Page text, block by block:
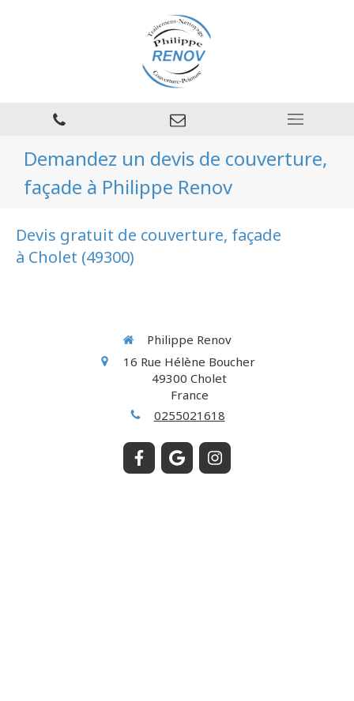
Demandez un devis de couverture,
façade à Philippe Renov
Devis gratuit de couverture, façade
à Cholet (49300)
Philippe Renov
16 Rue Hélène Boucher
49300 Cholet
France
0255021618